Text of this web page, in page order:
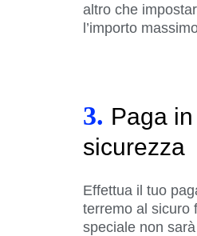
altro che
l’importo
3. Paga
sicurezza
Effettua il tuo
terremo al sicuro
speciale non